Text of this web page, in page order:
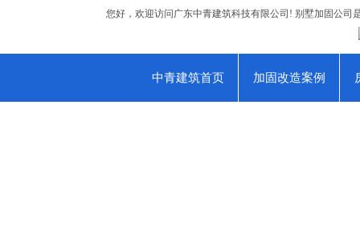
您好，欢迎访问广东中青建筑科技有限公司! 别墅加固公司
中青建筑首页 加固改造案例